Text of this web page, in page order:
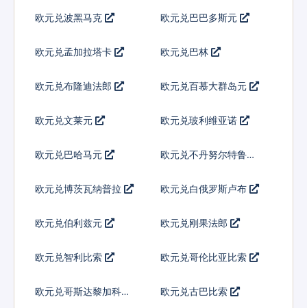
欧元兑波黑马克 欧元兑巴巴多斯元
欧元兑孟加拉塔卡 欧元兑巴林
欧元兑布隆迪法郎 欧元兑百慕大群岛元
欧元兑文莱元 欧元兑玻利维亚诺
欧元兑巴哈马元 欧元兑不丹努尔特鲁姆
欧元兑博茨瓦纳普拉 欧元兑白俄罗斯卢布
欧元兑伯利兹元 欧元兑刚果法郎
欧元兑智利比索 欧元兑哥伦比亚比索
欧元兑哥斯达黎加科朗 欧元兑古巴比索